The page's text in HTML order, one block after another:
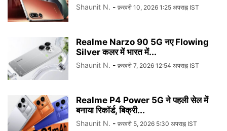
Shaunit N. - फ़रवरी 10, 2026 1:25 अपराह्न IST
Realme Narzo 90 5G नए Flowing
Silver कलर में भारत में...
Shaunit N. - फ़रवरी 7, 2026 12:54 अपराह्न IST
Realme P4 Power 5G ने पहली सेल में
बनाया रिकॉर्ड, बिक्री...
Shaunit N. - फ़रवरी 5, 2026 5:30 अपराह्न IST